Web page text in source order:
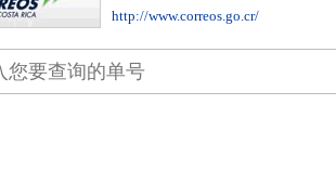
http://www.correos.go.cr/